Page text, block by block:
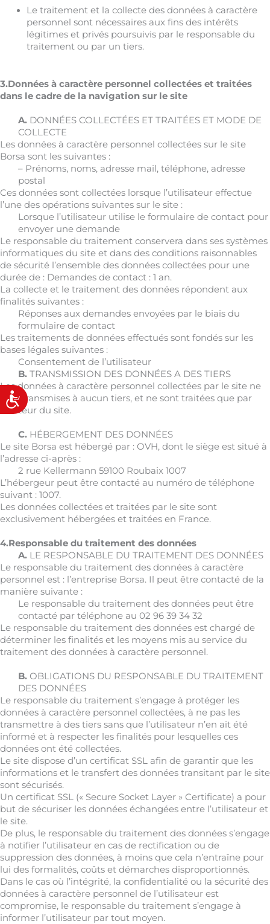
Accessibilité
Le traitement et la collecte des données à caractère
personnel sont nécessaires aux fins des intérêts
légitimes et privés poursuivis par le responsable du
traitement ou par un tiers.
3.Données à caractère personnel collectées et traitées
dans le cadre de la navigation sur le site
A. DONNÉES COLLECTÉES ET TRAITÉES ET MODE DE
COLLECTE
Les données à caractère personnel collectées sur le site
Borsa sont les suivantes :
– Prénoms, noms, adresse mail, téléphone, adresse
postal
Ces données sont collectées lorsque l’utilisateur effectue
l’une des opérations suivantes sur le site :
Lorsque l’utilisateur utilise le formulaire de contact pour
envoyer une demande
Le responsable du traitement conservera dans ses systèmes
informatiques du site et dans des conditions raisonnables
de sécurité l’ensemble des données collectées pour une
durée de : Demandes de contact : 1 an.
La collecte et le traitement des données répondent aux
finalités suivantes :
Réponses aux demandes envoyées par le biais du
formulaire de contact
Les traitements de données effectués sont fondés sur les
bases légales suivantes :
Consentement de l’utilisateur
B. TRANSMISSION DES DONNÉES A DES TIERS
Les données à caractère personnel collectées par le site ne
sont transmises à aucun tiers, et ne sont traitées que par
l’éditeur du site.
C. HÉBERGEMENT DES DONNÉES
Le site Borsa est hébergé par : OVH, dont le siège est situé à
l’adresse ci-après :
2 rue Kellermann 59100 Roubaix 1007
L’hébergeur peut être contacté au numéro de téléphone
suivant : 1007.
Les données collectées et traitées par le site sont
exclusivement hébergées et traitées en France.
4.Responsable du traitement des données
A. LE RESPONSABLE DU TRAITEMENT DES DONNÉES
Le responsable du traitement des données à caractère
personnel est : l’entreprise Borsa. Il peut être contacté de la
manière suivante :
Le responsable du traitement des données peut être
contacté par téléphone au 02 96 39 34 32
Le responsable du traitement des données est chargé de
déterminer les finalités et les moyens mis au service du
traitement des données à caractère personnel.
B. OBLIGATIONS DU RESPONSABLE DU TRAITEMENT
DES DONNÉES
Le responsable du traitement s’engage à protéger les
données à caractère personnel collectées, à ne pas les
transmettre à des tiers sans que l’utilisateur n’en ait été
informé et à respecter les finalités pour lesquelles ces
données ont été collectées.
Le site dispose d’un certificat SSL afin de garantir que les
informations et le transfert des données transitant par le site
sont sécurisés.
Un certificat SSL (« Secure Socket Layer » Certificate) a pour
but de sécuriser les données échangées entre l’utilisateur et
le site.
De plus, le responsable du traitement des données s’engage
à notifier l’utilisateur en cas de rectification ou de
suppression des données, à moins que cela n’entraîne pour
lui des formalités, coûts et démarches disproportionnés.
Dans le cas où l’intégrité, la confidentialité ou la sécurité des
données à caractère personnel de l’utilisateur est
compromise, le responsable du traitement s’engage à
informer l’utilisateur par tout moyen.